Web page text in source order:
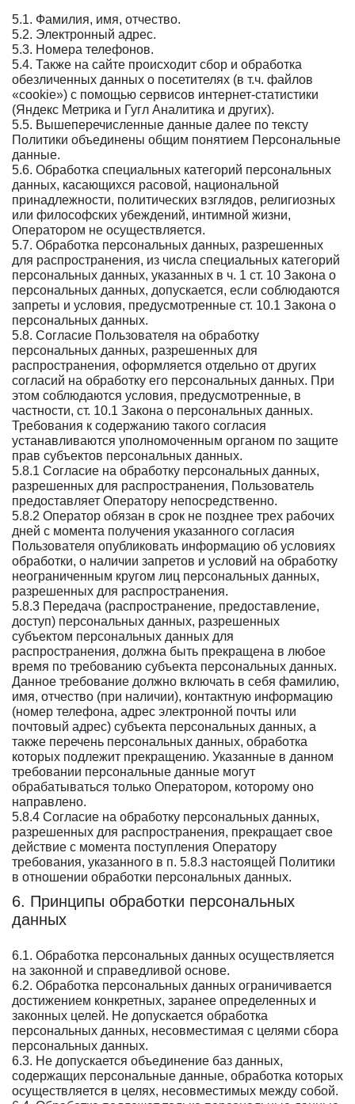
5.1. Фамилия, имя, отчество.
5.2. Электронный адрес.
5.3. Номера телефонов.
5.4. Также на сайте происходит сбор и обработка
обезличенных данных о посетителях (в т.ч. файлов
«cookie») с помощью сервисов интернет-статистики
(Яндекс Метрика и Гугл Аналитика и других).
5.5. Вышеперечисленные данные далее по тексту
Политики объединены общим понятием Персональные
данные.
5.6. Обработка специальных категорий персональных
данных, касающихся расовой, национальной
принадлежности, политических взглядов, религиозных
или философских убеждений, интимной жизни,
Оператором не осуществляется.
5.7. Обработка персональных данных, разрешенных
для распространения, из числа специальных категорий
персональных данных, указанных в ч. 1 ст. 10 Закона о
персональных данных, допускается, если соблюдаются
запреты и условия, предусмотренные ст. 10.1 Закона о
персональных данных.
5.8. Согласие Пользователя на обработку
персональных данных, разрешенных для
распространения, оформляется отдельно от других
согласий на обработку его персональных данных. При
этом соблюдаются условия, предусмотренные, в
частности, ст. 10.1 Закона о персональных данных.
Требования к содержанию такого согласия
устанавливаются уполномоченным органом по защите
прав субъектов персональных данных.
5.8.1 Согласие на обработку персональных данных,
разрешенных для распространения, Пользователь
предоставляет Оператору непосредственно.
5.8.2 Оператор обязан в срок не позднее трех рабочих
дней с момента получения указанного согласия
Пользователя опубликовать информацию об условиях
обработки, о наличии запретов и условий на обработку
неограниченным кругом лиц персональных данных,
разрешенных для распространения.
5.8.3 Передача (распространение, предоставление,
доступ) персональных данных, разрешенных
субъектом персональных данных для
распространения, должна быть прекращена в любое
время по требованию субъекта персональных данных.
Данное требование должно включать в себя фамилию,
имя, отчество (при наличии), контактную информацию
(номер телефона, адрес электронной почты или
почтовый адрес) субъекта персональных данных, а
также перечень персональных данных, обработка
которых подлежит прекращению. Указанные в данном
требовании персональные данные могут
обрабатываться только Оператором, которому оно
направлено.
5.8.4 Согласие на обработку персональных данных,
разрешенных для распространения, прекращает свое
действие с момента поступления Оператору
требования, указанного в п. 5.8.3 настоящей Политики
в отношении обработки персональных данных.
6. Принципы обработки персональных
данных
6.1. Обработка персональных данных осуществляется
на законной и справедливой основе.
6.2. Обработка персональных данных ограничивается
достижением конкретных, заранее определенных и
законных целей. Не допускается обработка
персональных данных, несовместимая с целями сбора
персональных данных.
6.3. Не допускается объединение баз данных,
содержащих персональные данные, обработка которых
осуществляется в целях, несовместимых между собой.